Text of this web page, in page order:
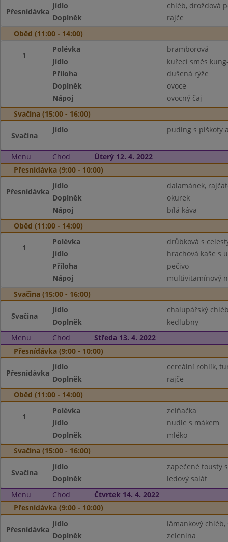
Přesnídávka
Jídlo
chléb, drožďová
Doplněk
rajče
Oběd (11:00 - 14:00)
1
Polévka
bramborová
Jídlo
kuřecí směs
Příloha
dušená rýže
Doplněk
ovoce
Nápoj
ovocný čaj
Svačina (15:00 - 16:00)
Svačina
Jídlo puding s piškoty
Menu Chod
Úterý 12. 4. 2022
Přesnídávka (9:00 - 10:00)
Přesnídávka
Jídlo
dalamánek,
Doplněk
okurek
Nápoj
bílá káva
Oběd (11:00 - 14:00)
1
Polévka
drůbková s
Jídlo
hrachová kaše s
Příloha
pečivo
Nápoj
multivitamínový
Svačina (15:00 - 16:00)
Svačina
Jídlo
chalupářský
Doplněk
kedlubny
Menu
Chod
Středa 13. 4. 2022
Přesnídávka (9:00 - 10:00)
Přesnídávka
Jídlo
cereální rohlík,
Doplněk
rajče
Oběd (11:00 - 14:00)
1
Polévka
zelňačka
Jídlo
nudle s mákem
Doplněk
mléko
Svačina (15:00 - 16:00)
Svačina
Jídlo
zapečené tousty
Doplněk
ledový salát
Menu
Chod
Čtvrtek 14. 4. 2022
Přesnídávka (9:00 - 10:00)
Přesnídávka
Jídlo
lámankový
Doplněk
zelenina